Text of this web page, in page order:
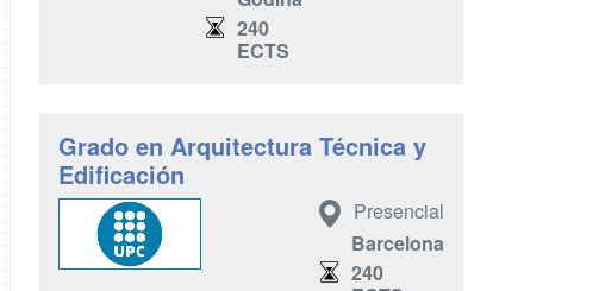
240
ECTS
Grado en Arquitectura Técnica y
Edificación
Presencial
Barcelona
240